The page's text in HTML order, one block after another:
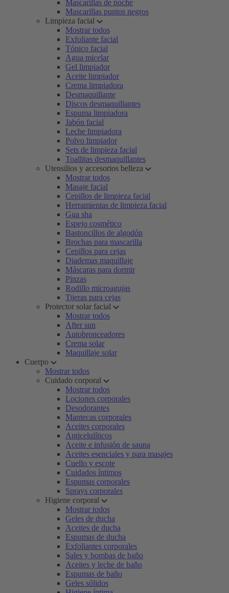
Mascarillas de noche
Mascarillas puntos negros
Limpieza facial
Mostrar todos
Exfoliante facial
Tónico facial
Agua micelar
Gel limpiador
Aceite limpiador
Crema limpiadora
Desmaquillante
Discos desmaquillantes
Espuma limpiadora
Jabón facial
Leche limpiadora
Polvo limpiador
Sets de limpieza facial
Toallitas desmaquillantes
Utensilios y accesorios belleza
Mostrar todos
Masaje facial
Cepillos de limpieza facial
Herramientas de limpieza facial
Gua sha
Espejo cosmético
Bastoncillos de algodón
Brochas para mascarilla
Cepillos para cejas
Diademas maquillaje
Máscaras para dormir
Pinzas
Rodillo microagujas
Tijeras para cejas
Protector solar facial
Mostrar todos
After sun
Autobronceadores
Crema solar
Maquillaje solar
Cuerpo
Mostrar todos
Cuidado corporal
Mostrar todos
Lociones corporales
Desodorantes
Mantecas corporales
Aceites corporales
Anticelulíticos
Aceite e infusión de sauna
Aceites esenciales y para masajes
Cuello y escote
Cuidados íntimos
Espumas corporales
Sprays corporales
Higiene corporal
Mostrar todos
Geles de ducha
Aceites de ducha
Espumas de ducha
Exfoliantes corporales
Sales y bombas de baño
Aceites y leche de baño
Espumas de baño
Geles sólidos